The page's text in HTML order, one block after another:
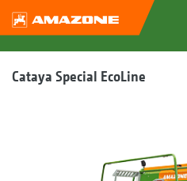
Cataya Special EcoLine